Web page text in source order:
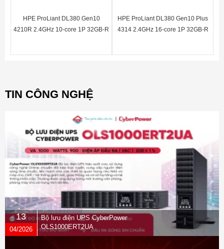
HPE ProLiant DL380 Gen10
4210R 2.4GHz 10-core 1P 32GB-R
HPE ProLiant DL380 Gen10 Plus
4314 2.4GHz 16-core 1P 32GB-R
TIN CÔNG NGHỆ
13
04/2026
Bộ lưu điện UPS CyberPower
OLS1000ERT2UA